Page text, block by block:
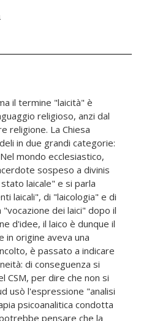
il termine "laicità" è
religioso, anzi dal
religione. La Chiesa
in due grandi categorie:
mondo ecclesiastico,
sospeso a divinis
laicale" e si parla
laicali", di "laicologia" e di
dei laici" dopo il
d'idee, il laico è dunque il
in origine aveva una
è passato a indicare
di conseguenza si
CSM, per dire che non si
usò l'espressione "analisi
psicoanalitica condotta
pensare che la